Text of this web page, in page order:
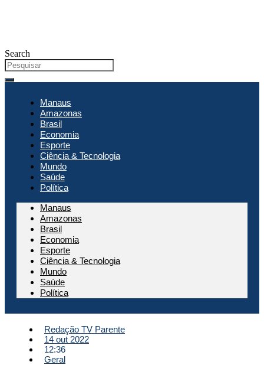
Search
Manaus
Amazonas
Brasil
Economia
Esporte
Ciência & Tecnologia
Mundo
Saúde
Política
Manaus
Amazonas
Brasil
Economia
Esporte
Ciência & Tecnologia
Mundo
Saúde
Política
Redação TV Parente
14 out 2022
12:36
Geral